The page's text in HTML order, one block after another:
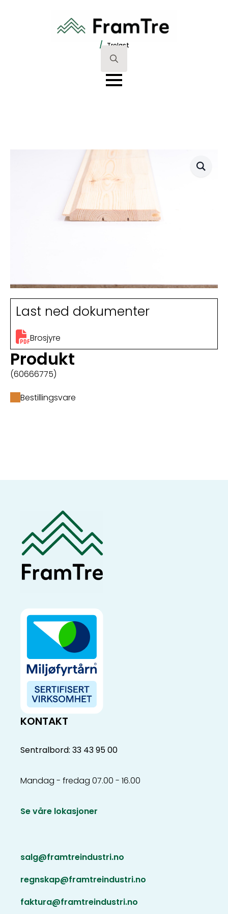
/ Trelast
Search
for:
Last ned dokumenter
Brosjyre
Produkt
(60666775)
Bestillingsvare
KONTAKT
Sentralbord: 33 43 95 00
Mandag - fredag 07.00 - 16.00
Se våre lokasjoner
salg@framtreindustri.no
regnskap@framtreindustri.no
faktura@framtreindustri.no